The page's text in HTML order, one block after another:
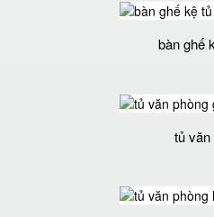
bàn ghế
tủ văn